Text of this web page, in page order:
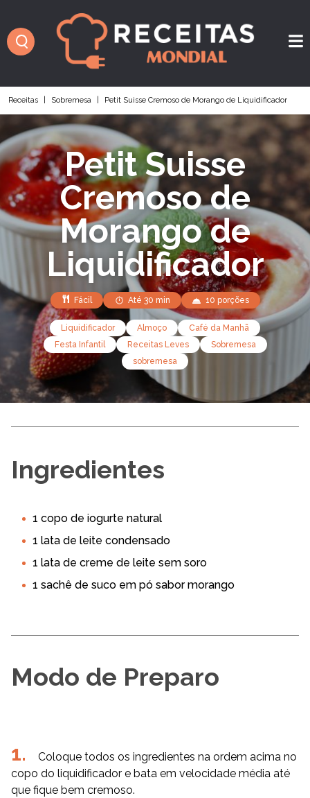
Receitas Sobremesa Petit Suisse Cremoso de Morango de Liquidificador
Petit Suisse
Cremoso de
Morango de
Liquidificador
Fácil Até 30 min 10 porções
Liquidificador Almoço
Café da Manhã
Festa Infantil
Receitas Leves
Sobremesa
sobremesa
Ingredientes
1 copo de iogurte natural
1 lata de leite condensado
1 lata de creme de leite sem soro
1 sachê de suco em pó sabor morango
Modo de Preparo
Coloque todos os ingredientes na ordem acima no
copo do liquidificador e bata em velocidade média até
que fique bem cremoso.